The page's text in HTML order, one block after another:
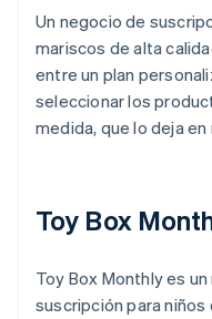
Un negocio de
mariscos de alta
entre un plan
seleccionar los
medida, que lo deja
Toy Box
Toy Box Monthly es
suscripción para niños